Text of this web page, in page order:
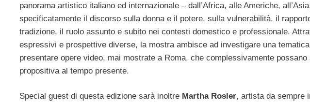
panorama artistico italiano ed internazionale – dall’Africa, alle Americhe,
specificatamente il discorso sulla donna e il potere, sulla vulnerabilità, il
tradizione, il ruolo assunto e subito nei contesti domestico e professionale.
espressivi e prospettive diverse, la mostra ambisce ad investigare una
presentare opere video, mai mostrate a Roma, che complessivamente
propositiva al tempo presente.
Special guest di questa edizione sarà inoltre Martha Rosler, artista da sempre